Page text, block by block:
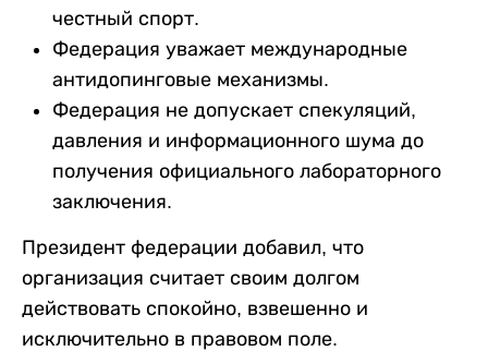
честный спорт.
Федерация уважает международные
антидопинговые механизмы.
Федерация не допускает спекуляций,
давления и информационного шума до
получения официального лабораторного
заключения.
Президент федерации добавил, что
организация считает своим долгом
действовать спокойно, взвешенно и
исключительно в правовом поле.